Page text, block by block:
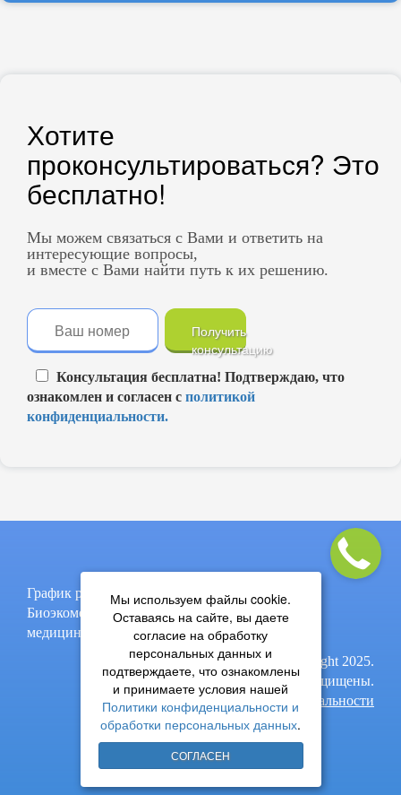
Хотите
проконсультироваться? Это
бесплатно!
Мы можем связаться с Вами и ответить на
интересующие вопросы,
и вместе с Вами найти путь к их решению.
Получить
консультацию
Консультация бесплатна! Подтверждаю, что
ознакомлен и согласен с политикой
конфиденциальности.
График работы: пон-пят, 9:00-17:00
Биоэкомед - термическое обезвреживание
медицинских и биологических отходов.
© Copyright 2025.
Все права защищены.
Политика конфиденциальности
Мы используем файлы cookie.
Оставаясь на сайте, вы даете
согласие на обработку
персональных данных и
подтверждаете, что ознакомлены
и принимаете условия нашей
Политики конфиденциальности и
обработки персональных данных.
СОГЛАСЕН